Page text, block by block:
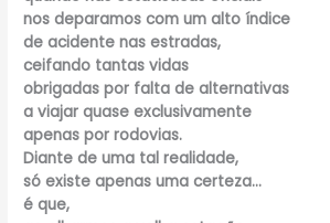
nos deparamos com um alto índice
de acidente nas estradas,
ceifando tantas vidas
obrigadas por falta de alternativas
a viajar quase exclusivamente
apenas por rodovias.
Diante de uma tal realidade,
só existe apenas uma certeza…
é que,